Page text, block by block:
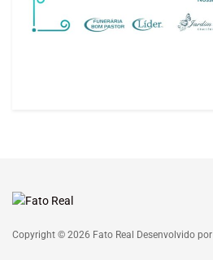
Copyright © 2026 Fato Real Desenvolvido por